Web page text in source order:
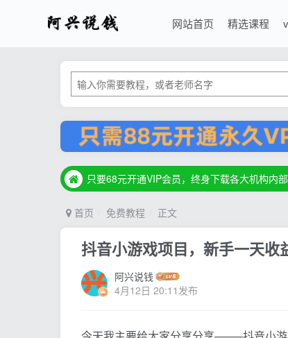
网站首页 精选课程
只要68元开通VIP会员，终身下载各大机构内
只要68元开通VIP会员，终身下载各大机构内
只要68元开通VIP会员，终身下载各大机构内
首页 免费教程 正文
抖音小游戏项目，新手一天收
阿兴说钱
4月12日 20:11发布